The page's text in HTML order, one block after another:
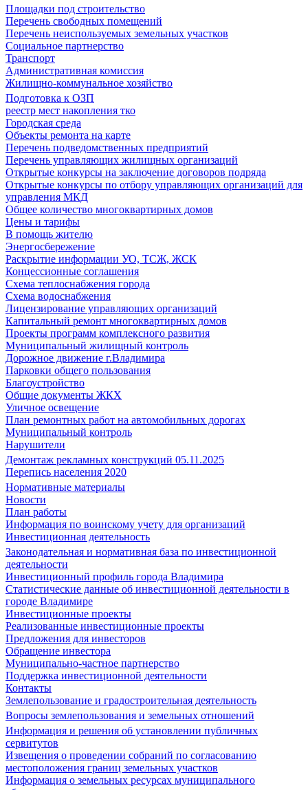
Площадки под строительство
Перечень свободных помещений
Перечень неиспользуемых земельных участков
Социальное партнерство
Транспорт
Административная комиссия
Жилищно-коммунальное хозяйство
Подготовка к ОЗП
реестр мест накопления тко
Городская среда
Объекты ремонта на карте
Перечень подведомственных предприятий
Перечень управляющих жилищных организаций
Открытые конкурсы на заключение договоров подряда
Открытые конкурсы по отбору управляющих организаций для
управления МКД
Общее количество многоквартирных домов
Цены и тарифы
В помощь жителю
Энергосбережение
Раскрытие информации УО, ТСЖ, ЖСК
Концессионные соглашения
Схема теплоснабжения города
Схема водоснабжения
Лицензирование управляющих организаций
Капитальный ремонт многоквартирных домов
Проекты программ комплексного развития
Муниципальный жилищный контроль
Дорожное движение г.Владимира
Парковки общего пользования
Благоустройство
Общие документы ЖКХ
Уличное освещение
План ремонтных работ на автомобильных дорогах
Муниципальный контроль
Нарушители
Демонтаж рекламных конструкций 05.11.2025
Перепись населения 2020
Нормативные материалы
Новости
План работы
Информация по воинскому учету для организаций
Инвестиционная деятельность
Законодательная и нормативная база по инвестиционной
деятельности
Инвестиционный профиль города Владимира
Статистические данные об инвестиционной деятельности в
городе Владимире
Инвестиционные проекты
Реализованные инвестиционные проекты
Предложения для инвесторов
Обращение инвестора
Муниципально-частное партнерство
Поддержка инвестиционной деятельности
Контакты
Землепользование и градостроительная деятельность
Вопросы землепользования и земельных отношений
Информация и решения об установлении публичных
сервитутов
Извещения о проведении собраний по согласованию
местоположения границ земельных участков
Информация о земельных ресурсах муниципального